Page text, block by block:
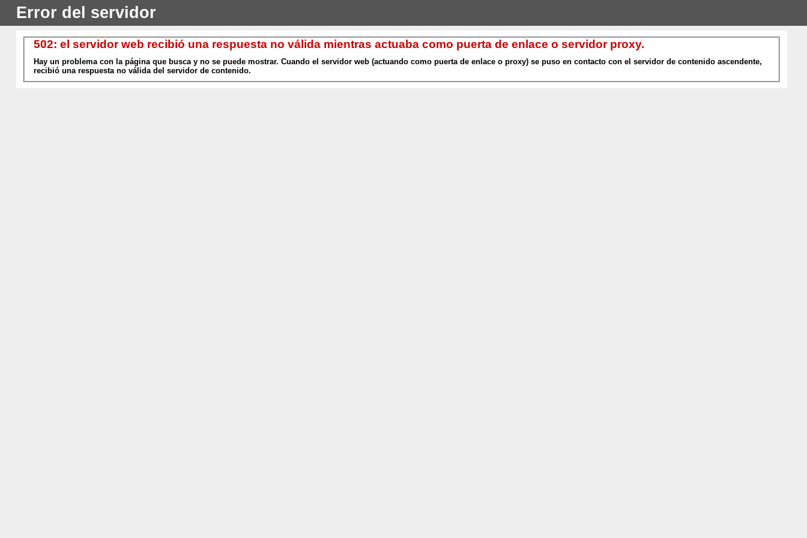
Error del servidor
502: el servidor web recibió una respuesta no válida mientras actuaba como puerta de enlace o servidor proxy.
Hay un problema con la página que busca y no se puede mostrar. Cuando el servidor web (actuando como puerta de enlace o proxy) se puso en contacto con el servidor de contenido ascendente,
recibió una respuesta no válida del servidor de contenido.